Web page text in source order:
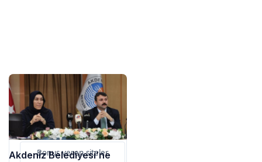
Sponsorlarımız
Bu içerik destekçileri
primebahis resmi giris
Bonus veren siteler
Akdeniz Belediyesi’ne